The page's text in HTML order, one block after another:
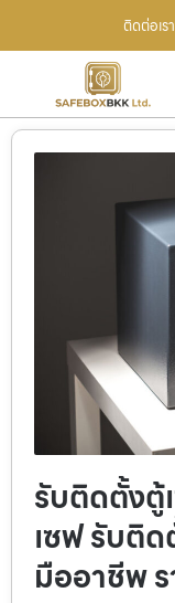
ติดต่อเรา
รับติดตั้งตู้
เซฟ รับติ
มืออาชีพ